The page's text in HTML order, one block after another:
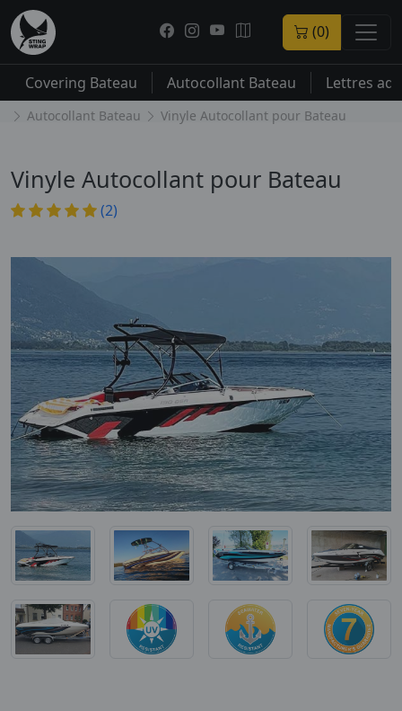
(0)
Covering Bateau Autocollant Bateau Lettres
Autocollant Bateau Vinyle Autocollant pour Bateau
Vinyle Autocollant pour Bateau
(2)